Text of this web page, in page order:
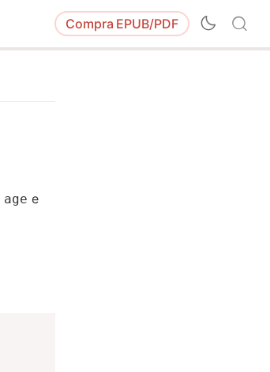
Compra EPUB/PDF
age e